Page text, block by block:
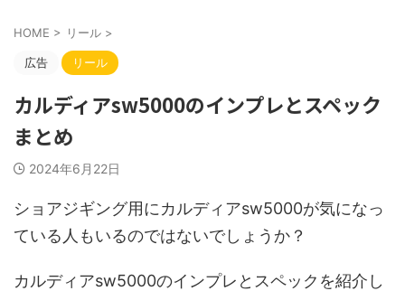
HOME > リール >
広告 リール
カルディアsw5000のインプレとスペック
まとめ
2024年6月22日
ショアジギング用にカルディアsw5000が気になっ
ている人もいるのではないでしょうか？
カルディアsw5000のインプレとスペックを紹介し